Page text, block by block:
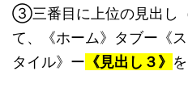
③三番目に上位の見出し
て、《ホーム》タブー《
タイル》ー 《見出し３》